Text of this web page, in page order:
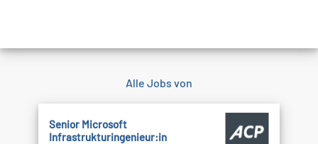
Alle Jobs von
Senior Microsoft
Infrastrukturingenieur:in